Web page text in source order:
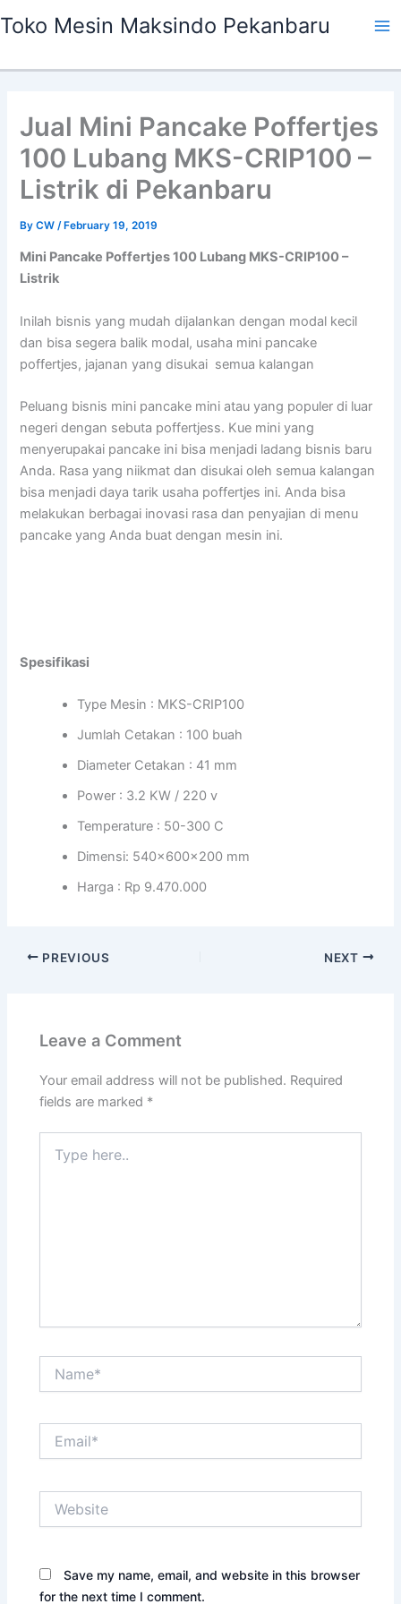
to
Toko Mesin Maksindo Pekanbaru
Jual Mini Pancake Poffertjes
100 Lubang MKS-CRIP100 –
Listrik di Pekanbaru
ByCW /February 19, 2019
Mini Pancake Poffertjes 100 Lubang MKS-CRIP100 –
Listrik
Inilah bisnis yang mudah dijalankan dengan modal kecil
dan bisa segera balik modal, usaha mini pancake
poffertjes, jajanan yang disukai semua kalangan
Peluang bisnis mini pancake mini atau yang populer di luar
negeri dengan sebuta poffertjess. Kue mini yang
menyerupakai pancake ini bisa menjadi ladang bisnis baru
Anda. Rasa yang niikmat dan disukai oleh semua kalangan
bisa menjadi daya tarik usaha poffertjes ini. Anda bisa
melakukan berbagai inovasi rasa dan penyajian di menu
pancake yang Anda buat dengan mesin ini.
Spesifikasi
Type Mesin : MKS-CRIP100
Jumlah Cetakan : 100 buah
Diameter Cetakan : 41 mm
Power : 3.2 KW / 220 v
Temperature : 50-300 C
Dimensi: 540x600x200 mm
Harga : Rp 9.470.000
PREVIOUS NEXT
Leave a Comment
Your email address will not be published. Required
fields are marked *
here..
Save my name, email, and website in this browser
for the next time I comment.